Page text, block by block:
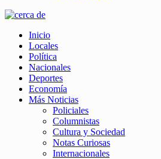
Inicio
Locales
Política
Nacionales
Deportes
Economía
Más Noticias
Policiales
Columnistas
Cultura y Sociedad
Notas Curiosas
Internacionales